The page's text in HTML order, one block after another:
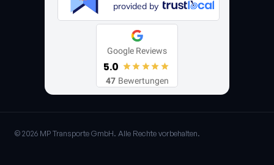
provided by
Google Reviews
5.0
47 Bewertungen
© 2026 MP Transporte GmbH. Alle Rechte vorbehalten.